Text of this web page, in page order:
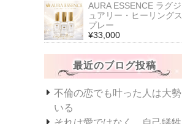
AURA ESSENCE ラグジ
ュアリー・ヒーリングス
プレー
¥33,000
最近のブログ投稿
不倫の恋でも叶った人は大勢
いる